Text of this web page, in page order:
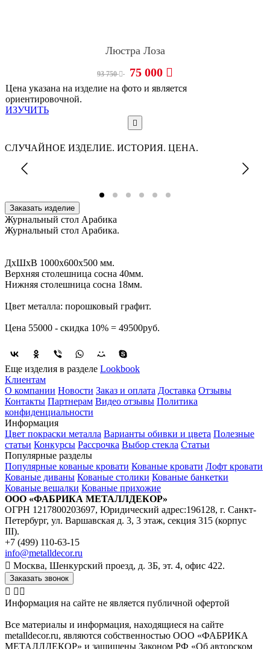
Люстра Лоза
93 750 75 000
Цена указана на изделие на фото и является
ориентировочной.
ИЗУЧИТЬ
СЛУЧАЙНОЕ ИЗДЕЛИЕ. ИСТОРИЯ. ЦЕНА.
Заказать изделие
Журнальный стол Арабика
Журнальный стол Арабика.
ДхШхВ 1000х600х500 мм.
Верхняя столешница сосна 40мм.
Нижняя столешница сосна 18мм.
Цвет металла: порошковый графит.
Цена 55000 - скидка 10% = 49500руб.
Еще изделия в разделе Lookbook
Клиентам
О компании Новости Заказ и оплата Доставка Отзывы
Контакты Партнерам Видео отзывы Политика
конфиденциальности
Информация
Цвет покраски металла Варианты обивки и цвета Полезные
статьи Конкурсы Рассрочка Выбор стекла Статьи
Популярные разделы
Популярные кованые кровати Кованые кровати Лофт кровати
Кованые диваны Кованые столики Кованые банкетки
Кованые вешалки Кованые прихожие
ООО «ФАБРИКА МЕТАЛЛДЕКОР»
ОГРН 1217800203697, Юридический адрес:196128, г. Санкт-
Петербург, ул. Варшавская д. 3, 3 этаж, секция 315 (корпус
III).
+7 (499) 110-63-15
info@metalldecor.ru
Москва, Шенкурский проезд, д. 3Б, эт. 4, офис 422.
Заказать звонок
Информация на сайте не является публичной офертой
Все материалы и информация, находящиеся на сайте
metalldecor.ru, являются собственностью ООО «ФАБРИКА
МЕТАЛЛДЕКОР» и защищены Законом РФ «Об авторском